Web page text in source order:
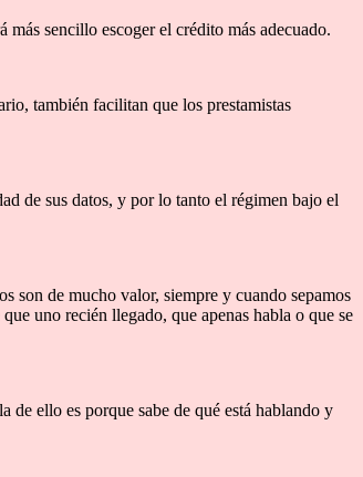
sencillo escoger el crédito más adecuado.
también facilitan que los prestamistas
de sus datos, y por lo tanto el régimen bajo el
son de mucho valor, siempre y cuando sepamos
uno recién llegado, que apenas habla o que se
de ello es porque sabe de qué está hablando y